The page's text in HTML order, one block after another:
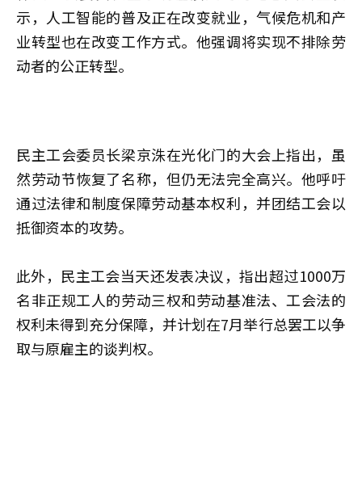
示，人工智能的普及正在改变就业，气候危机和产
业转型也在改变工作方式。他强调将实现不排除劳
动者的公正转型。
民主工会委员长梁京洙在光化门的大会上指出，虽
然劳动节恢复了名称，但仍无法完全高兴。他呼吁
通过法律和制度保障劳动基本权利，并团结工会以
抵御资本的攻势。
此外，民主工会当天还发表决议，指出超过1000万
名非正规工人的劳动三权和劳动基准法、工会法的
权利未得到充分保障，并计划在7月举行总罢工以争
取与原雇主的谈判权。